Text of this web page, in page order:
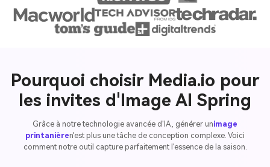
Pourquoi choisir Media.io pour
les invites d'Image AI Spring
Grâce à notre technologie avancée d'IA, générer unimage
printanièren'est plus une tâche de conception complexe. Voici
comment notre outil capture parfaitement l'essence de la saison.